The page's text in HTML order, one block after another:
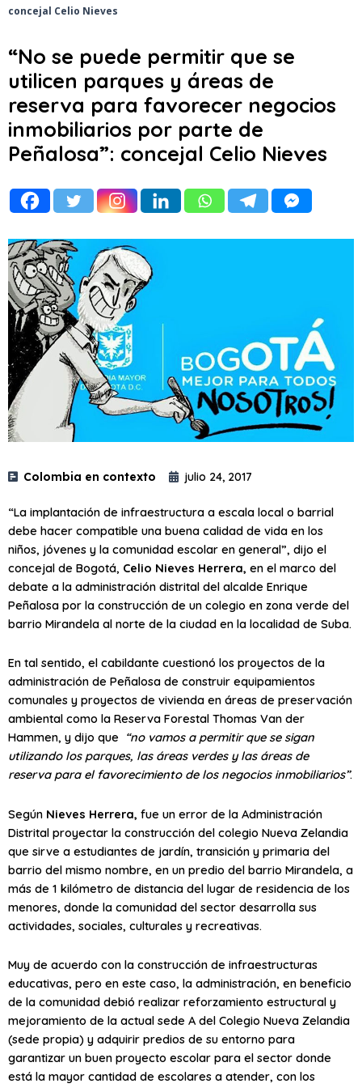
concejal Celio Nieves
“No se puede permitir que se
utilicen parques y áreas de
reserva para favorecer negocios
inmobiliarios por parte de
Peñalosa”: concejal Celio Nieves
Colombia en contexto julio 24, 2017
“La implantación de infraestructura a escala local o barrial
debe hacer compatible una buena calidad de vida en los
niños, jóvenes y la comunidad escolar en general”, dijo el
concejal de Bogotá, Celio Nieves Herrera, en el marco del
debate a la administración distrital del alcalde Enrique
Peñalosa por la construcción de un colegio en zona verde del
barrio Mirandela al norte de la ciudad en la localidad de Suba.
En tal sentido, el cabildante cuestionó los proyectos de la
administración de Peñalosa de construir equipamientos
comunales y proyectos de vivienda en áreas de preservación
ambiental como la Reserva Forestal Thomas Van der
Hammen, y dijo que “no vamos a permitir que se sigan
utilizando los parques, las áreas verdes y las áreas de
reserva para el favorecimiento de los negocios inmobiliarios”.
Según Nieves Herrera, fue un error de la Administración
Distrital proyectar la construcción del colegio Nueva Zelandia
que sirve a estudiantes de jardín, transición y primaria del
barrio del mismo nombre, en un predio del barrio Mirandela, a
más de 1 kilómetro de distancia del lugar de residencia de los
menores, donde la comunidad del sector desarrolla sus
actividades, sociales, culturales y recreativas.
Muy de acuerdo con la construcción de infraestructuras
educativas, pero en este caso, la administración, en beneficio
de la comunidad debió realizar reforzamiento estructural y
mejoramiento de la actual sede A del Colegio Nueva Zelandia
(sede propia) y adquirir predios de su entorno para
garantizar un buen proyecto escolar para el sector donde
está la mayor cantidad de escolares a atender, con los